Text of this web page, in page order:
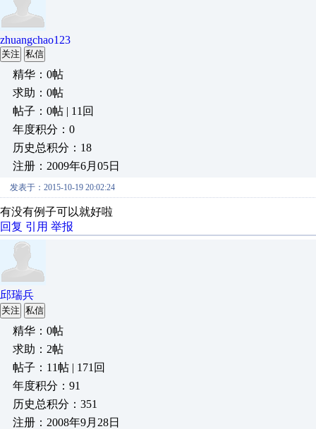
zhuangchao123
关注 私信
精华：0帖
求助：0帖
帖子：0帖 | 11回
年度积分：0
历史总积分：18
注册：2009年6月05日
发表于：2015-10-19 20:02:24
有没有例子可以就好啦
回复 引用 举报
邱瑞兵
关注 私信
精华：0帖
求助：2帖
帖子：11帖 | 171回
年度积分：91
历史总积分：351
注册：2008年9月28日